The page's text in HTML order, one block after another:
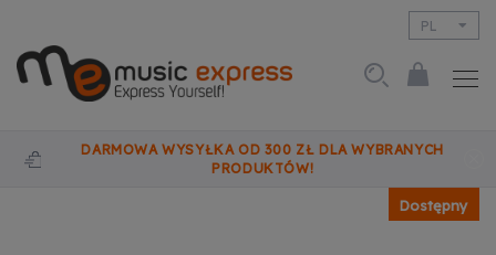
PL
DARMOWA WYSYŁKA OD 300 ZŁ DLA WYBRANYCH
PRODUKTÓW!
Dostępny